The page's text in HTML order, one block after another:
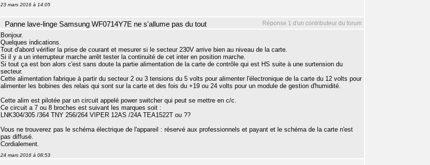
23 mars 2016 à 14:05
Réponse 1 d'un contributeur du forum
Panne lave-linge Samsung WF0714Y7E ne s'allume pas du tout
Bonjour.
Quelques indications.
Tout d'abord vérifier la prise de courant et mesurer si le secteur 230V arrive bien au niveau de la carte.
Si il y a un interrupteur marche arrêt tester la continuité de cet inter en position marche.
Si tout ça est bon alors c'est sans doute la partie alimentation de la carte de contrôle qui est HS suite à une surtension du
secteur.
Cette alimentation fabrique à partir du secteur 2 ou 3 tensions du 5 volts pour alimenter l'électronique de la carte du 12 volts pour
alimenter les bobines des relais qui sont sur la carte et des fois du +19 ou 24 volts pour un module de gestion d'humidité.
Cette alim est pilotée par un circuit appelé power switcher qui peut se mettre en c/c.
Ce circuit a 7 ou 8 broches est suivant les marques soit :
LNK304/305 /364 TNY 256/264 VIPER 12AS /24A TEA1522T ou ??
Vous ne trouverez pas le schéma électrique de l'appareil : réservé aux professionnels et payant et le schéma de la carte n'est
pas diffusé.
Cordialement.
24 mars 2016 à 08:53